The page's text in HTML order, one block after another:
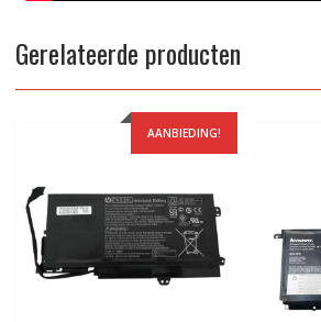
Gerelateerde producten
AANBIEDING!